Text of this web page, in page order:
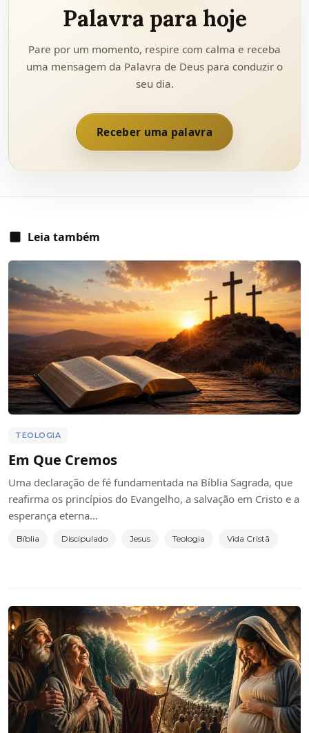
Palavra para hoje
Pare por um momento, respire com calma e receba
uma mensagem da Palavra de Deus para conduzir o
seu dia.
Receber uma palavra
Leia também
TEOLOGIA
Em Que Cremos
Uma declaração de fé fundamentada na Bíblia Sagrada, que
reafirma os princípios do Evangelho, a salvação em Cristo e a
esperança eterna…
Bíblia Discipulado Jesus Teologia Vida Cristã